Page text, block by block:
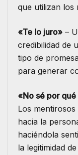
que utilizan los
«Te lo juro» –
credibilidad de
tipo de
para generar
«No sé por
Los
hacia la
haciéndola
la legitimidad